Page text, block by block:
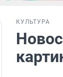
КУЛЬТУРА